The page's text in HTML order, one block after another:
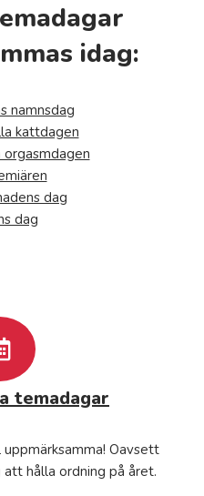
idag:
namnsdag
kattdagen
dag
dag
temadagar
Oavsett
hålla ordning på året.